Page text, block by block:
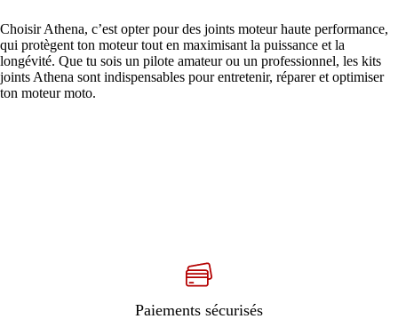
Choisir Athena, c’est opter pour des joints moteur haute performance,
qui protègent ton moteur tout en maximisant la puissance et la
longévité. Que tu sois un pilote amateur ou un professionnel, les kits
joints Athena sont indispensables pour entretenir, réparer et optimiser
ton moteur moto.
Paiements sécurisés